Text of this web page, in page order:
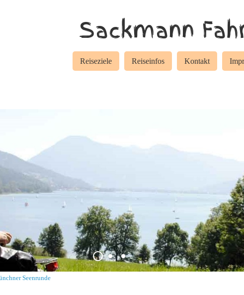
Sackmann
Reiseziele Reiseinfos Kontakt
Seenrunde